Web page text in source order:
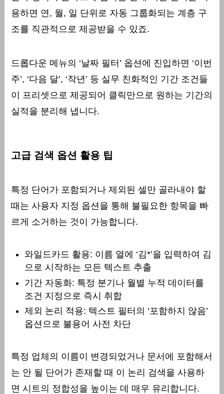
용하면 연, 월, 일 단위로 자동 그룹화되는 계층 구
조를 직관적으로 제공받을 수 있죠.
드롭다운 메뉴의 ‘날짜 필터’ 옵션에 진입하면 ‘이번
주’, ‘다음 달’, ‘작년’ 등 실무 친화적인 기간 조건들
이 프리셋으로 제공되어 클릭만으로 원하는 기간의
실적을 분리해 냅니다.
고급 검색 옵션 활용 팁
특정 단어가 포함되거나 제외된 셀만 골라내야 할
때는 사용자 지정 옵션을 통해 불필요한 항목을 빠
르게 소거하는 것이 가능합니다.
와일드카드 활용: 이름 열에 ‘김*’을 입력하여 김
으로 시작하는 모든 텍스트 추출
기간 자동화: 특정 분기나 월별 누적 데이터를
조건 지정으로 즉시 취합
제외 논리 적용: 텍스트 필터의 ‘포함하지 않음’
옵션으로 불용어 사전 차단
특정 업체의 이름이 변경되었거나 문서에 포함해서
는 안 될 단어가 존재할 때 이 논리 검색을 사용하
면 시트의 정합성을 높이는 데 매우 유리합니다.